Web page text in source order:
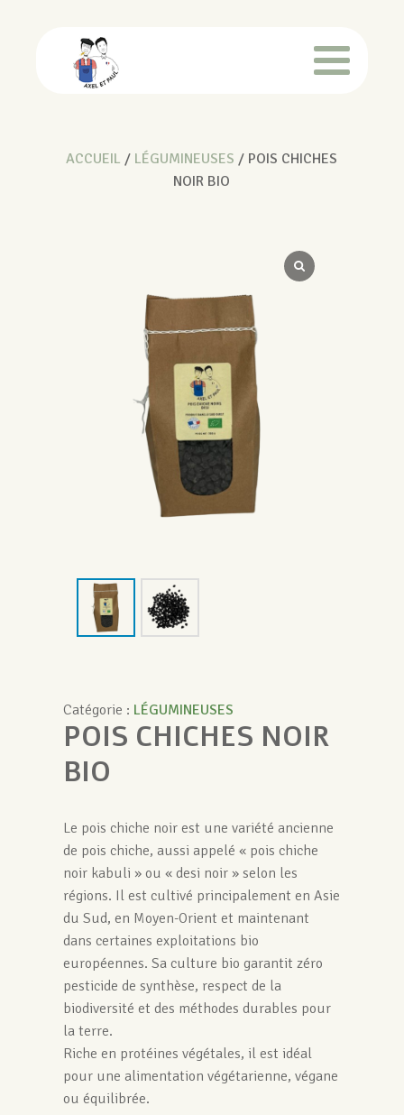
ACCUEIL / LÉGUMINEUSES / POIS CHICHES
NOIR BIO
Catégorie : LÉGUMINEUSES
POIS CHICHES NOIR
BIO
Le pois chiche noir est une variété ancienne
de pois chiche, aussi appelé « pois chiche
noir kabuli » ou « desi noir » selon les
régions. Il est cultivé principalement en Asie
du Sud, en Moyen-Orient et maintenant
dans certaines exploitations bio
européennes. Sa culture bio garantit zéro
pesticide de synthèse, respect de la
biodiversité et des méthodes durables pour
la terre.
Riche en protéines végétales, il est idéal
pour une alimentation végétarienne, végane
ou équilibrée.